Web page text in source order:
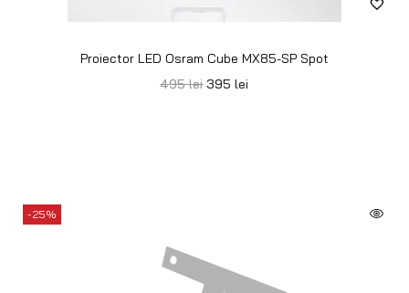
Proiector LED Osram Cube MX85-SP Spot
495lei 395lei
-25%